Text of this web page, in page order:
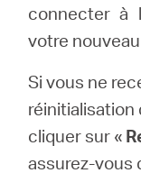
connecter à
votre
Si vous ne
réinitialisation
cliquer sur «
assurez-vous